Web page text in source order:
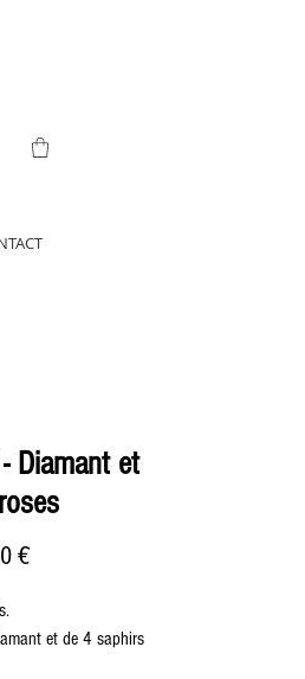
Diamant et
€Prix
et de 4 saphirs